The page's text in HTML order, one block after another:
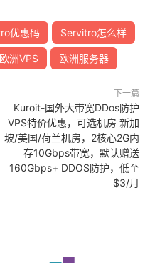
优惠码 Servitro怎么样
欧洲VPS 欧洲服务器
下一篇
Kuroit-国外大带宽DDos防护
VPS特价优惠，可选机房 新加
坡/美国/荷兰机房，2核心2G内
存10Gbps带宽，默认赠送
160Gbps+ DDOS防护，低至
$3/月